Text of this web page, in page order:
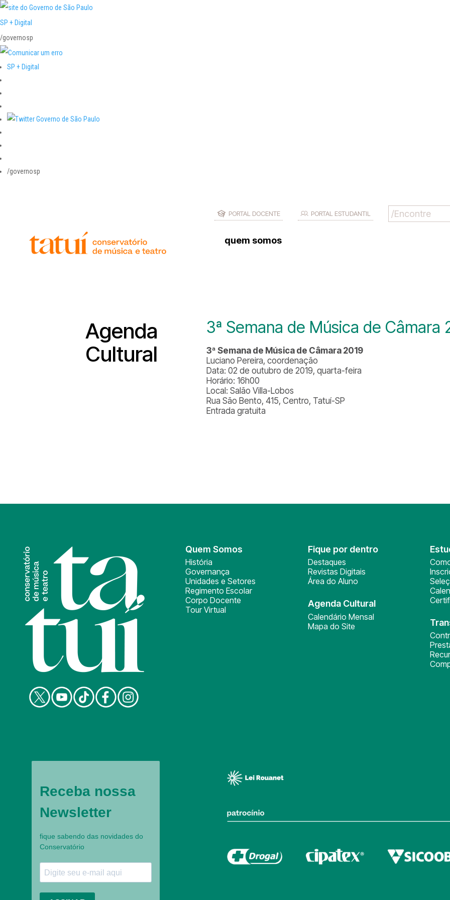
SP + Digital
/governosp
SP + Digital
/governosp
PORTAL DOCENTE PORTAL ESTUDANTIL
quem somos
Agenda
Cultural
3ª Semana de Música de Câmara
3ª Semana de Música de Câmara 2019
Luciano Pereira, coordenação
Data: 02 de outubro de 2019, quarta-feira
Horário: 16h00
Local: Salão Villa-Lobos
Rua São Bento, 415, Centro, Tatuí-SP
Entrada gratuita
Quem Somos
História
Governança
Unidades e Setores
Regimento Escolar
Corpo Docente
Tour Virtual
Fique por dentro
Destaques
Revistas Digitais
Área do Aluno
Agenda Cultural
Calendário Mensal
Mapa do Site